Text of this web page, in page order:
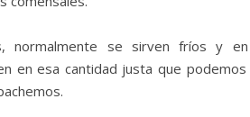
normalmente se sirven fríos y en
en esa cantidad justa que